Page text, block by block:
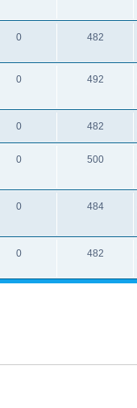
0 482
0 492
0 482
0 500
0 484
0 482